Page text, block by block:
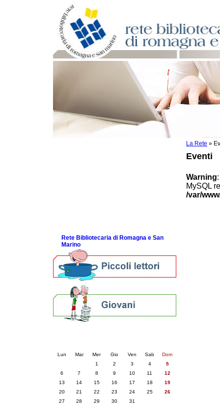
La Rete »
Eventi
Warning
MySQL
/var/
Rete Bibliotecaria di Romagna e San
Marino
Lun Mar Mer Gio Ven Sab
Dom
1
2 3 4
5
6
7 8 9 10 11
12
13
14 15 16 17 18
19
20
21 22 23 24 25
26
27
28 29 30 31